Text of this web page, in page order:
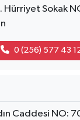
Hürriyet Sokak
0 (256) 577 43
Caddesi NO: